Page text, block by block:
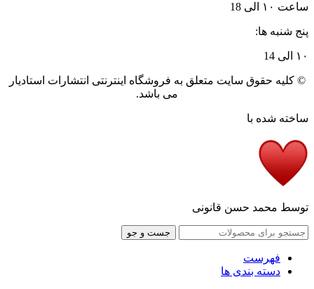
ساعت ۱۰ الی 18
پنج شنبه ها:
۱۰ الی 14
© کلیه حقوق سایت متعلق به فروشگاه اینترنتی انتشارات استادیار
می باشد.
ساخته شده با
توسط محمد حسن قانونی
جست و جو
فهرست
دسته بندی ها